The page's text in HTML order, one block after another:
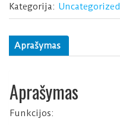
Kategorija: Uncategorized
Aprašymas
Aprašymas
Funkcijos: